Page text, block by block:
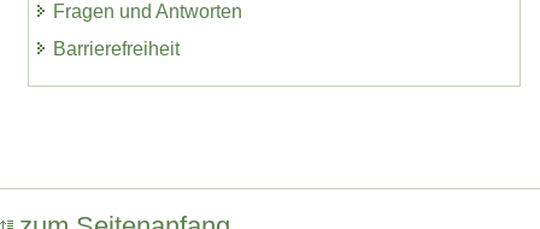
Fragen und Antworten
Barrierefreiheit